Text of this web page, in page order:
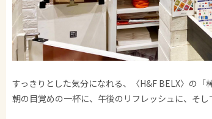
すっきりとした気分になれる、〈H&F BELX〉の「
朝の目覚めの一杯に、午後のリフレッシュに、そ